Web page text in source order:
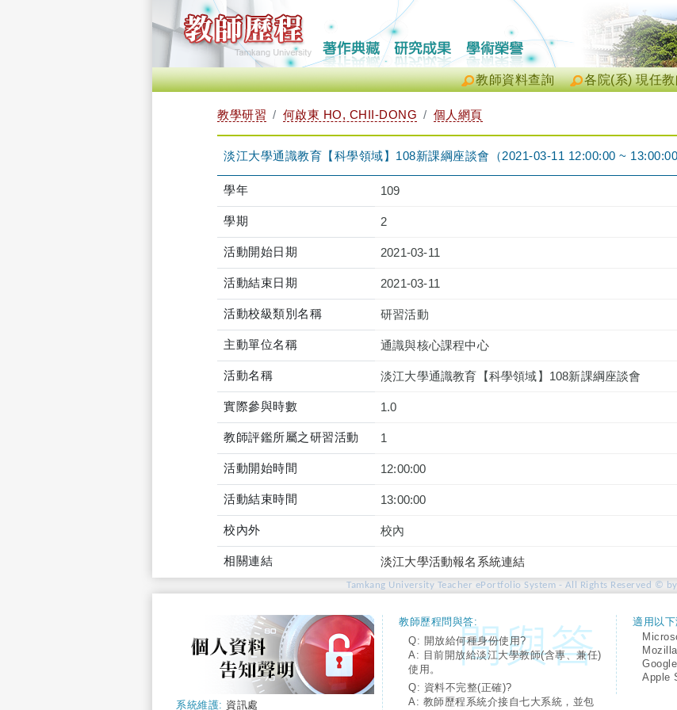
各院(系) 現任
教師資料查詢
教學研習 何啟東 HO, CHII-DONG 個人網頁
淡江大學通識教育【科學領域】108新課綱座談會（2021-03-11 12:00:00 ~ 13:00:00
學年 109
學期 2
活動開始日期 2021-03-11
活動結束日期 2021-03-11
活動校級類別名稱 研習活動
主動單位名稱 通識與核心課程中心
活動名稱 淡江大學通識教育【科學領域】108新課綱座談會
實際參與時數 1.0
教師評鑑所屬之研習活動 1
活動開始時間 12:00:00
活動結束時間 13:00:00
校內外 校內
相關連結 淡江大學活動報名系統連結
Tamkang University Teacher ePortfolio System - All Rights Reserved © by
系統維護: 資訊處
教師歷程問與答:
Q: 開放給何種身份使用?
A: 目前開放給淡江大學教師(含專、兼任)
使用。
Q: 資料不完整(正確)?
A: 教師歷程系統介接自七大系統，並包
適用以
Apple